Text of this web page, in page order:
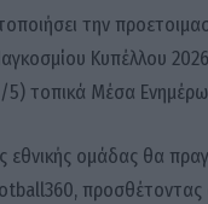
την
Κυπέλλου
τοπικά Μέσα
ομάδας θα